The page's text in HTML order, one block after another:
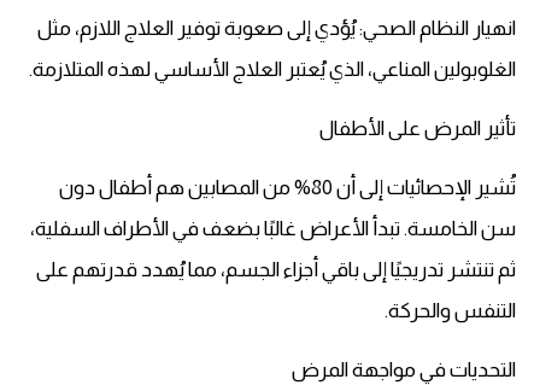
انهيار النظام الصحي: يُؤدي إلى صعوبة توفير العلاج اللازم، مثل
الغلوبولين المناعي، الذي يُعتبر العلاج الأساسي لهذه المتلازمة.
تأثير المرض على الأطفال
تُشير الإحصائيات إلى أن 80% من المصابين هم أطفال دون
سن الخامسة. تبدأ الأعراض غالبًا بضعف في الأطراف السفلية،
ثم تنتشر تدريجيًا إلى باقي أجزاء الجسم، مما يُهدد قدرتهم على
التنفس والحركة.
التحديات في مواجهة المرض